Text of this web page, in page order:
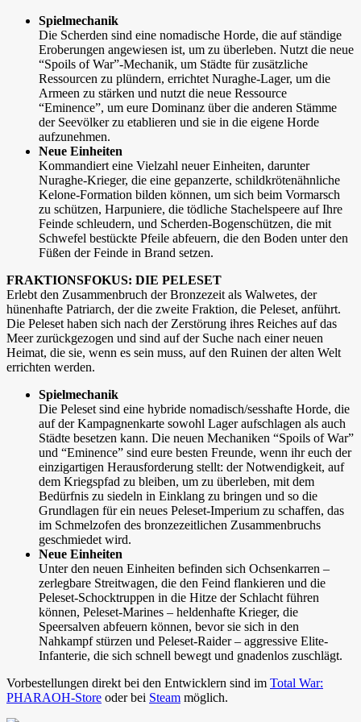
Spielmechanik
Die Scherden sind eine nomadische Horde, die auf ständige
Eroberungen angewiesen ist, um zu überleben. Nutzt die neue
“Spoils of War”-Mechanik, um Städte für zusätzliche
Ressourcen zu plündern, errichtet Nuraghe-Lager, um die
Armeen zu stärken und nutzt die neue Ressource
“Eminence”, um eure Dominanz über die anderen Stämme
der Seevölker zu etablieren und sie in die eigene Horde
aufzunehmen.
Neue Einheiten
Kommandiert eine Vielzahl neuer Einheiten, darunter
Nuraghe-Krieger, die eine gepanzerte, schildkrötenähnliche
Kelone-Formation bilden können, um sich beim Vormarsch
zu schützen, Harpuniere, die tödliche Stachelspeere auf Ihre
Feinde schleudern, und Scherden-Bogenschützen, die mit
Schwefel bestückte Pfeile abfeuern, die den Boden unter den
Füßen der Feinde in Brand setzen.
FRAKTIONSFOKUS: DIE PELESET
Erlebt den Zusammenbruch der Bronzezeit als Walwetes, der
hünenhafte Patriarch, der die zweite Fraktion, die Peleset, anführt.
Die Peleset haben sich nach der Zerstörung ihres Reiches auf das
Meer zurückgezogen und sind auf der Suche nach einer neuen
Heimat, die sie, wenn es sein muss, auf den Ruinen der alten Welt
errichten werden.
Spielmechanik
Die Peleset sind eine hybride nomadisch/sesshafte Horde, die
auf der Kampagnenkarte sowohl Lager aufschlagen als auch
Städte besetzen kann. Die neuen Mechaniken “Spoils of War”
und “Eminence” sind eure besten Freunde, wenn ihr euch der
einzigartigen Herausforderung stellt: der Notwendigkeit, auf
dem Kriegspfad zu bleiben, um zu überleben, mit dem
Bedürfnis zu siedeln in Einklang zu bringen und so die
Grundlagen für ein neues Peleset-Imperium zu schaffen, das
im Schmelzofen des bronzezeitlichen Zusammenbruchs
geschmiedet wird.
Neue Einheiten
Unter den neuen Einheiten befinden sich Ochsenkarren –
zerlegbare Streitwagen, die den Feind flankieren und die
Peleset-Schocktruppen in die Hitze der Schlacht führen
können, Peleset-Marines – heldenhafte Krieger, die
Speersalven abfeuern können, bevor sie sich in den
Nahkampf stürzen und Peleset-Raider – aggressive Elite-
Infanterie, die sich schnell bewegt und gnadenlos zuschlägt.
Vorbestellungen direkt bei den Entwicklern sind im Total War:
PHARAOH-Store oder bei Steam möglich.